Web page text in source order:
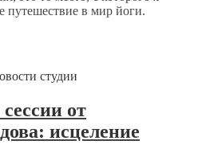
путешествие в мир йоги.
студии
от
исцеление